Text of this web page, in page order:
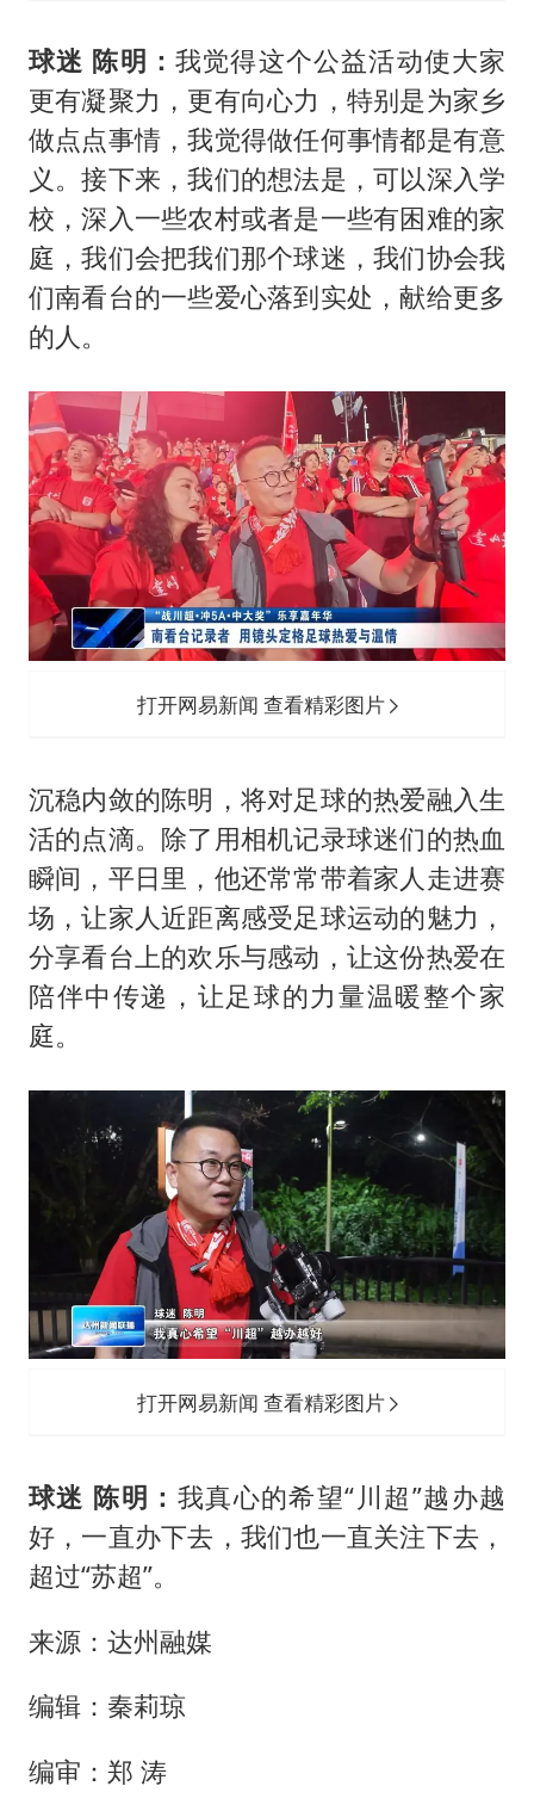
球迷 陈明：我觉得这个公益活动使大家
更有凝聚力，更有向心力，特别是为家乡
做点点事情，我觉得做任何事情都是有意
义。接下来，我们的想法是，可以深入学
校，深入一些农村或者是一些有困难的家
庭，我们会把我们那个球迷，我们协会我
们南看台的一些爱心落到实处，献给更多
的人。
打开网易新闻 查看精彩图片
沉稳内敛的陈明，将对足球的热爱融入生
活的点滴。除了用相机记录球迷们的热血
瞬间，平日里，他还常常带着家人走进赛
场，让家人近距离感受足球运动的魅力，
分享看台上的欢乐与感动，让这份热爱在
陪伴中传递，让足球的力量温暖整个家
庭。
打开网易新闻 查看精彩图片
球迷 陈明： 我真心的希望“川超”越办越
好，一直办下去，我们也一直关注下去，
超过“苏超”。
来源：达州融媒
编辑：秦莉琼
编审：郑 涛